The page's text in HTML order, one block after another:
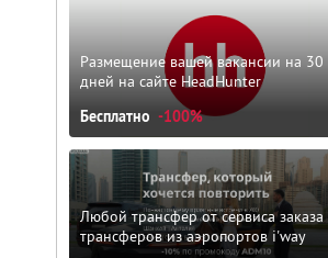
Размещение вашей вакансии на 30
дней на сайте HeadHunter
Бесплатно -100%
Любой трансфер от сервиса заказа
трансферов из аэропортов i'way